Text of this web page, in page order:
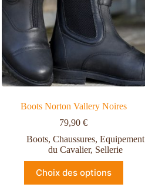
Boots Norton Vallery Noires
79,90€
Boots, Chaussures, Equipement
du Cavalier, Sellerie
Choix des options